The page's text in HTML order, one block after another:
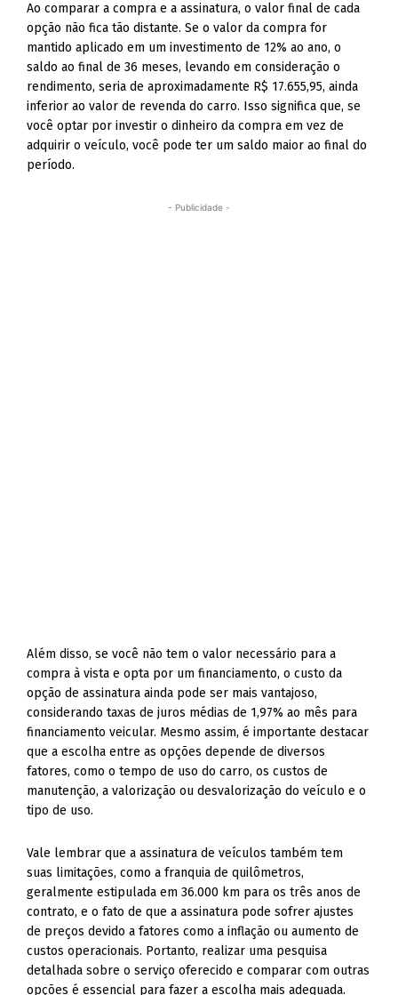
Ao comparar a compra e a assinatura, o valor final de cada
opção não fica tão distante. Se o valor da compra for
mantido aplicado em um investimento de 12% ao ano, o
saldo ao final de 36 meses, levando em consideração o
rendimento, seria de aproximadamente R$ 17.655,95, ainda
inferior ao valor de revenda do carro. Isso significa que, se
você optar por investir o dinheiro da compra em vez de
adquirir o veículo, você pode ter um saldo maior ao final do
período.
- Publicidade -
Além disso, se você não tem o valor necessário para a
compra à vista e opta por um financiamento, o custo da
opção de assinatura ainda pode ser mais vantajoso,
considerando taxas de juros médias de 1,97% ao mês para
financiamento veicular. Mesmo assim, é importante destacar
que a escolha entre as opções depende de diversos
fatores, como o tempo de uso do carro, os custos de
manutenção, a valorização ou desvalorização do veículo e o
tipo de uso.
Vale lembrar que a assinatura de veículos também tem
suas limitações, como a franquia de quilômetros,
geralmente estipulada em 36.000 km para os três anos de
contrato, e o fato de que a assinatura pode sofrer ajustes
de preços devido a fatores como a inflação ou aumento de
custos operacionais. Portanto, realizar uma pesquisa
detalhada sobre o serviço oferecido e comparar com outras
opções é essencial para fazer a escolha mais adequada.